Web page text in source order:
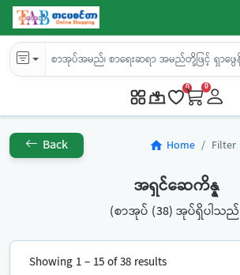
0 0
Back home Home Filter
အရှင်ဆေကိန္န
(စာအုပ် (38) အုပ်ရှိပါသ
Showing 1 – 15 of 38 results